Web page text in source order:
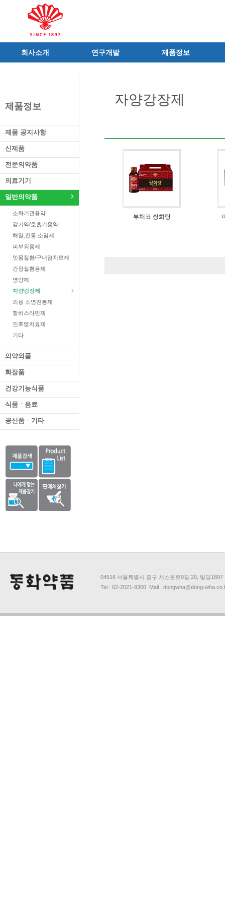
회사소개
사가
연구소/공장
가족친화우수기업
오시는길
가족회사
연구개발
조직 및 업무
기술혁신 네트워크
제품정보
전문의약품
의약외품
건강기능식품
식품ㆍ음료
제품정보
제품 공지사항
신제품
전문의약품
의료기기
일반의약품
소화기관용약
감기약/호흡기용약
해열,진통,소염제
피부외용제
잇몸질환/구내염치료제
간장질환용제
영양제
자양강장제
외용 소염진통제
항히스타민제
인후염치료제
기타
의약외품
화장품
건강기능식품
식품ㆍ음료
공산품ㆍ기타
자양강장제
부채표 쌍화탕
04516 서울특별시 중구 서소문로9길 20, 빌딩1897
Tel : 02-2021-9300 Mail : dongwha@dong-